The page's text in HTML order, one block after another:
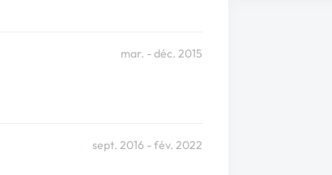
mar. - déc. 2015
sept. 2016 - fév. 2022